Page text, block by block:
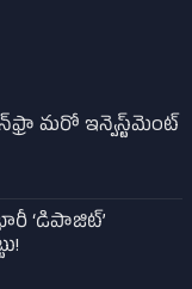
మరో ఇన్వెస్ట్‌మెంట్
‘డిపాజిట్’